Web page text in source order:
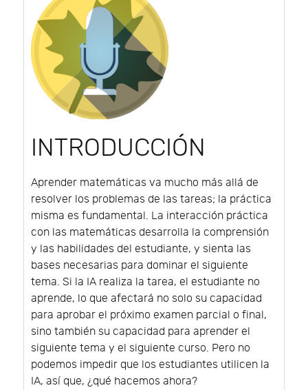
INTRODUCCIÓN
Aprender matemáticas va mucho más allá de
resolver los problemas de las tareas; la práctica
misma es fundamental. La interacción práctica
con las matemáticas desarrolla la comprensión
y las habilidades del estudiante, y sienta las
bases necesarias para dominar el siguiente
tema. Si la IA realiza la tarea, el estudiante no
aprende, lo que afectará no solo su capacidad
para aprobar el próximo examen parcial o final,
sino también su capacidad para aprender el
siguiente tema y el siguiente curso. Pero no
podemos impedir que los estudiantes utilicen la
IA, así que, ¿qué hacemos ahora?